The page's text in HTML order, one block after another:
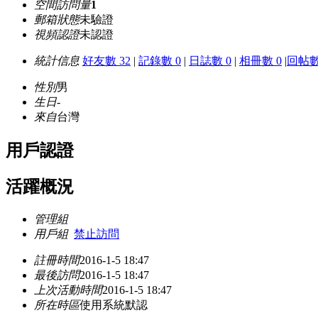
空間訪問量1
郵箱狀態未驗證
視頻認證未認證
統計信息 好友數 32 | 記錄數 0 | 日誌數 0 | 相冊數 0 |回帖
性別男
生日-
來自台灣
用戶認證
活躍概況
管理組
用戶組 禁止訪問
註冊時間2016-1-5 18:47
最後訪問2016-1-5 18:47
上次活動時間2016-1-5 18:47
所在時區使用系統默認